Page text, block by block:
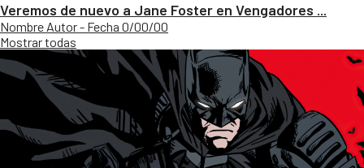
Veremos de nuevo a Jane Foster en Vengadores ...
Nombre Autor - Fecha 0/00/00
Mostrar todas